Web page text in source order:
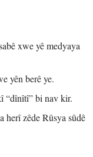
xwe yê medyaya
yên berê ye.
“dînîtî” bi nav kir.
zêde Rûsya sûdê